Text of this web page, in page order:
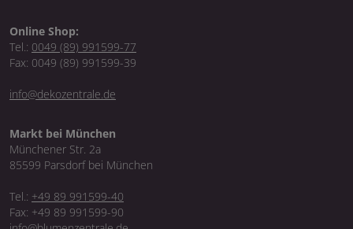
Online Shop:
Tel.: 0049 (89) 991599-77
Fax: 0049 (89) 991599-39
info@dekozentrale.de
Markt bei München
Münchener Str. 2a
85599 Parsdorf bei München
Tel.: +49 89 991599-40
Fax: +49 89 991599-90